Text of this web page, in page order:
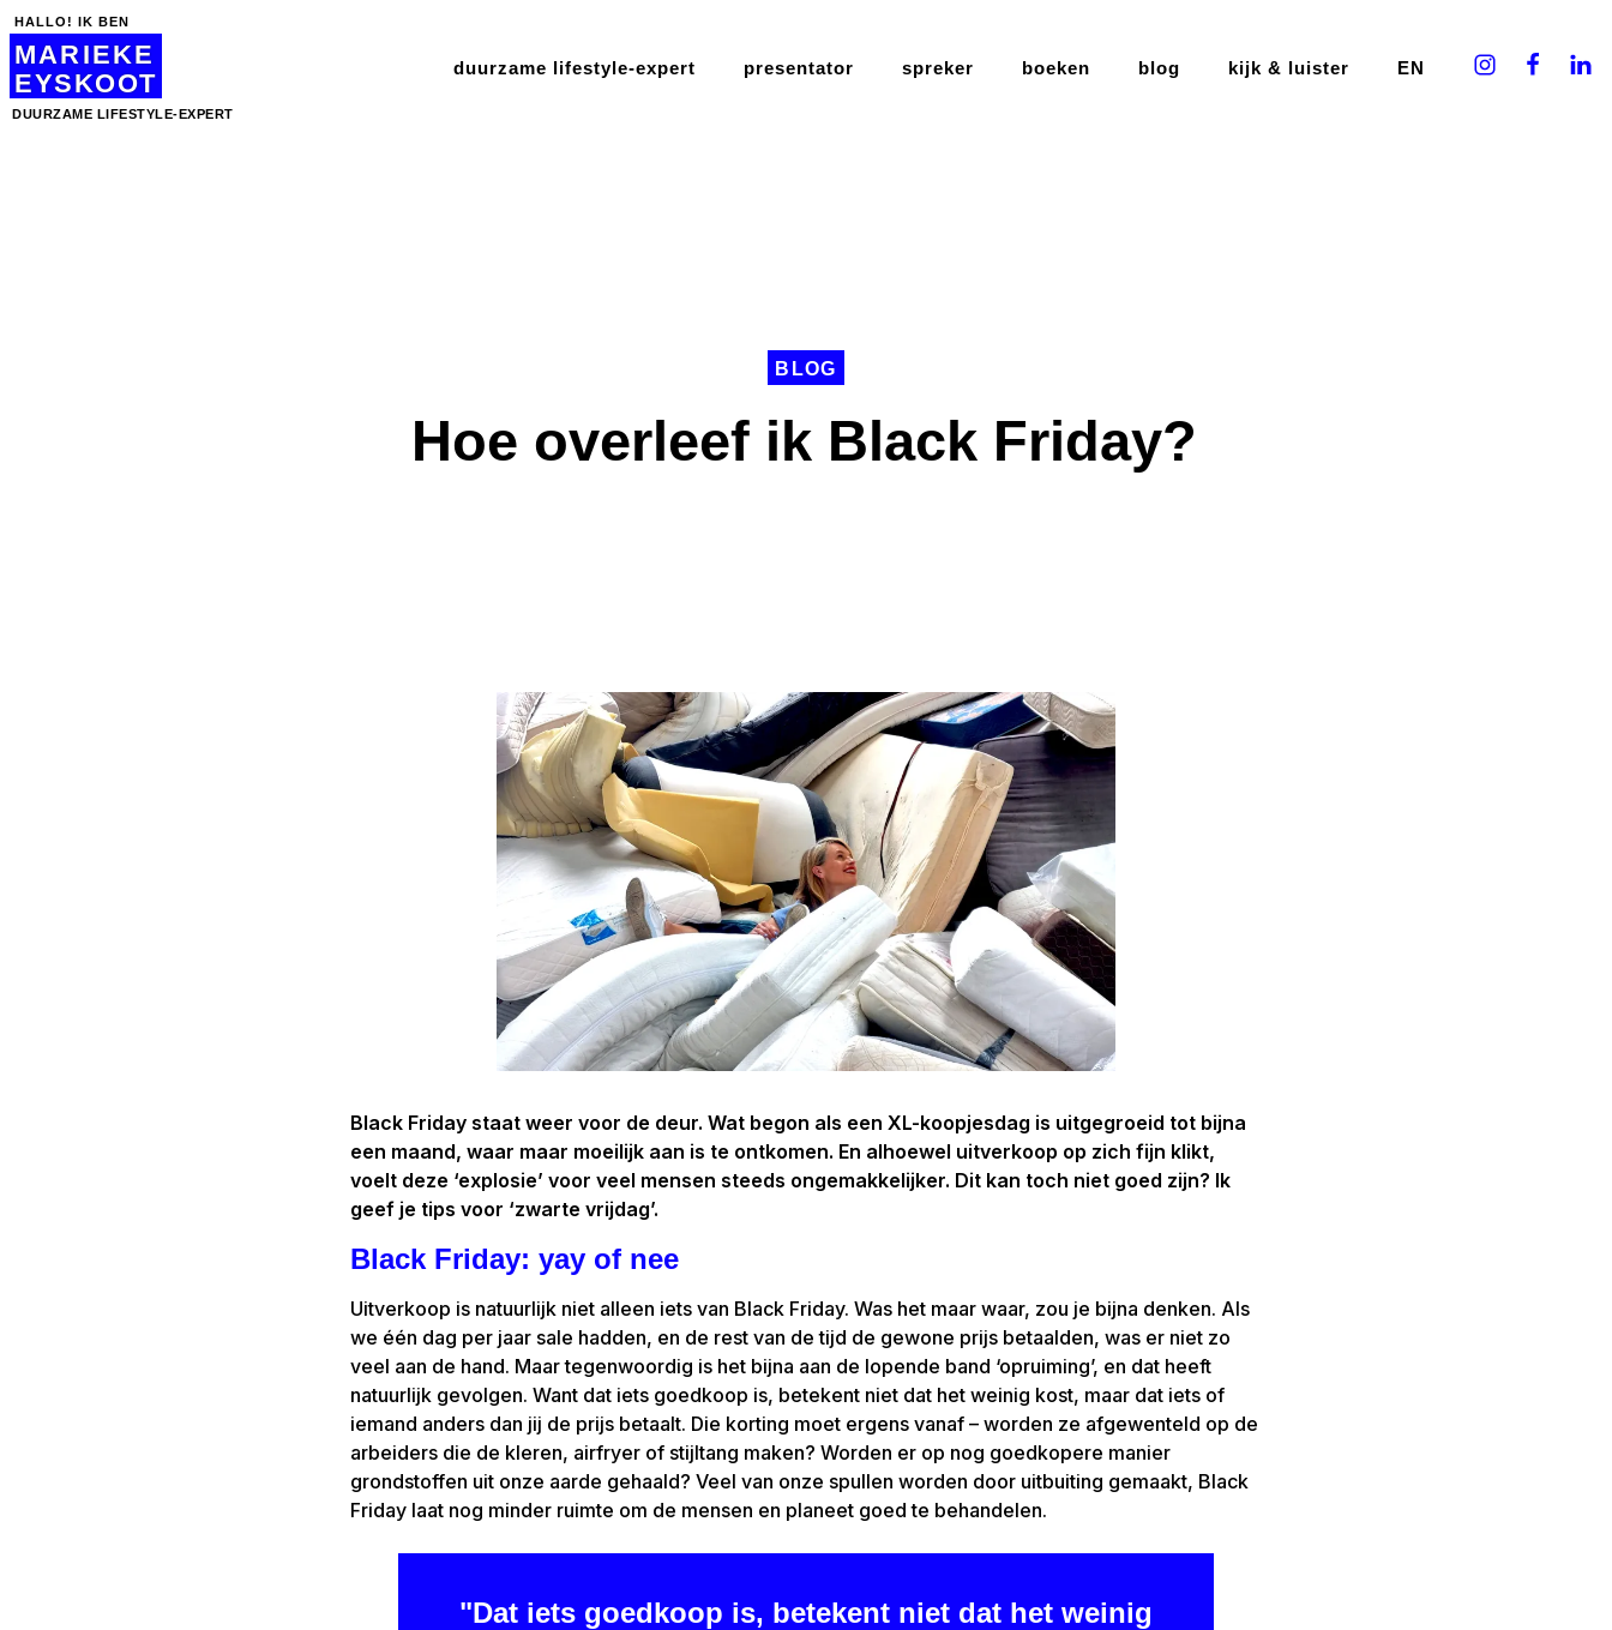
HALLO! IK BEN
MARIEKE
EYSKOOT
DUURZAME LIFESTYLE-EXPERT
duurzame lifestyle-expert presentator spreker boeken blog kijk & luister EN
BLOG
Hoe overleef ik Black Friday?
Black Friday staat weer voor de deur. Wat begon als een XL-koopjesdag is uitgegroeid tot bijna
een maand, waar maar moeilijk aan is te ontkomen. En alhoewel uitverkoop op zich fijn klikt,
voelt deze ‘explosie’ voor veel mensen steeds ongemakkelijker. Dit kan toch niet goed zijn? Ik
geef je tips voor ‘zwarte vrijdag’.
Black Friday: yay of nee
Uitverkoop is natuurlijk niet alleen iets van Black Friday. Was het maar waar, zou je bijna denken. Als
we één dag per jaar sale hadden, en de rest van de tijd de gewone prijs betaalden, was er niet zo
veel aan de hand. Maar tegenwoordig is het bijna aan de lopende band ‘opruiming’, en dat heeft
natuurlijk gevolgen. Want dat iets goedkoop is, betekent niet dat het weinig kost, maar dat iets of
iemand anders dan jij de prijs betaalt. Die korting moet ergens vanaf – worden ze afgewenteld op de
arbeiders die de kleren, airfryer of stijltang maken? Worden er op nog goedkopere manier
grondstoffen uit onze aarde gehaald? Veel van onze spullen worden door uitbuiting gemaakt, Black
Friday laat nog minder ruimte om de mensen en planeet goed te behandelen.
"Dat iets goedkoop is, betekent niet dat het weinig